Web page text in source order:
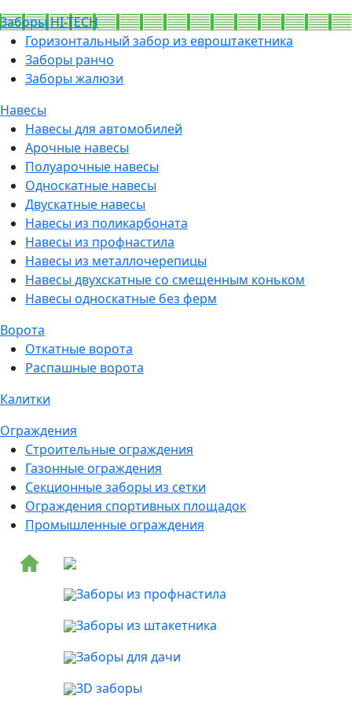
Заборы HI-TECH
Горизонтальный забор из евроштакетника
Заборы ранчо
Заборы жалюзи
Навесы
Навесы для автомобилей
Арочные навесы
Полуарочные навесы
Односкатные навесы
Двускатные навесы
Навесы из поликарбоната
Навесы из профнастила
Навесы из металлочерепицы
Навесы двухскатные со смещенным коньком
Навесы односкатные без ферм
Ворота
Откатные ворота
Распашные ворота
Калитки
Ограждения
Строительные ограждения
Газонные ограждения
Секционные заборы из сетки
Ограждения спортивных площадок
Промышленные ограждения
Заборы из профнастила
Заборы из штакетника
Заборы для дачи
3D заборы